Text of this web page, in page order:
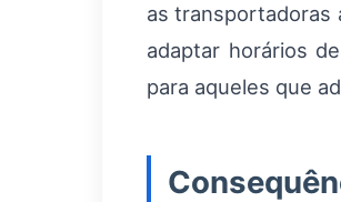
as transportadoras
adaptar horários
para aqueles que